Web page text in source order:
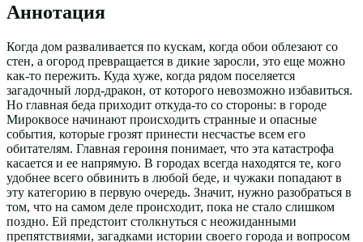
Аннотация
Когда дом разваливается по кускам, когда обои облезают со
стен, а огород превращается в дикие заросли, это еще можно
как-то пережить. Куда хуже, когда рядом поселяется
загадочный лорд-дракон, от которого невозможно избавиться.
Но главная беда приходит откуда-то со стороны: в городе
Мироквосе начинают происходить странные и опасные
события, которые грозят принести несчастье всем его
обитателям. Главная героиня понимает, что эта катастрофа
касается и ее напрямую. В городах всегда находятся те, кого
удобнее всего обвинить в любой беде, и чужаки попадают в
эту категорию в первую очередь. Значит, нужно разобраться в
том, что на самом деле происходит, пока не стало слишком
поздно. Ей предстоит столкнуться с неожиданными
препятствиями, загадками истории своего города и вопросом